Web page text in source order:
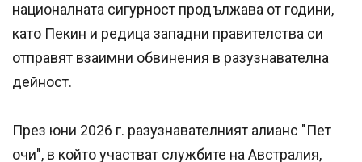
националната сигурност продължава от години,
като Пекин и редица западни правителства си
отправят взаимни обвинения в разузнавателна
дейност.
През юни 2026 г. разузнавателният алианс "Пет
очи", в който участват службите на Австралия,